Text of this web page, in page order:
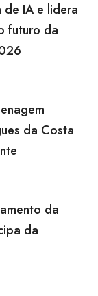
de IA e lidera
futuro da
da Costa
da
da